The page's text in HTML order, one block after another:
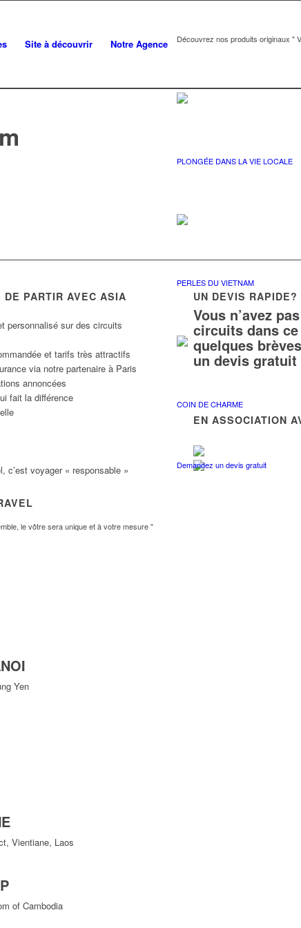
Site à découvrir Notre Agence Découvrez nos produits originaux "
PLONGÉE DANS LA VIE LOCALE
PERLES DU VIETNAM
COIN DE CHARME
Demandez un devis gratuit
le vôtre sera unique et à votre mesure "
DE PARTIR AVEC ASIA
personnalisé sur des circuits
et tarifs très attractifs
via notre partenaire à Paris
annoncées
fait la différence
c’est voyager « responsable »
UN DEVIS RAPIDE?
Vous n’avez
circuits dans
quelques
un devis
EN ASSOCIATION
Yen
Vientiane, Laos
of Cambodia